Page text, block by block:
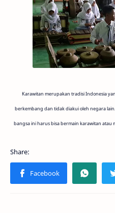
Karawitan merupakan tradisi Indonesia
berkembang dan tidak diakui oleh negara
bangsa ini harus bisa bermain karawitan atau